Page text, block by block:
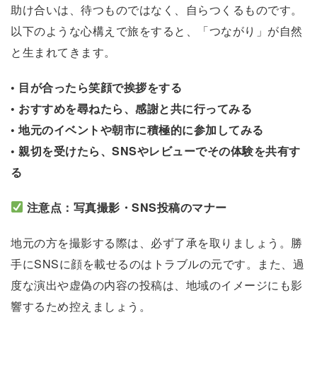
助け合いは、待つものではなく、自らつくるものです。
以下のような心構えで旅をすると、「つながり」が自然
と生まれてきます。
• 目が合ったら笑顔で挨拶をする
• おすすめを尋ねたら、感謝と共に行ってみる
• 地元のイベントや朝市に積極的に参加してみる
• 親切を受けたら、SNSやレビューでその体験を共有す
る
注意点：写真撮影・SNS投稿のマナー
地元の方を撮影する際は、必ず了承を取りましょう。勝
手にSNSに顔を載せるのはトラブルの元です。また、過
度な演出や虚偽の内容の投稿は、地域のイメージにも影
響するため控えましょう。